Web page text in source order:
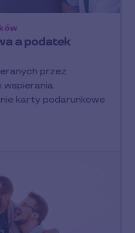
a podatek
przez
wspierania
karty podarunkowe